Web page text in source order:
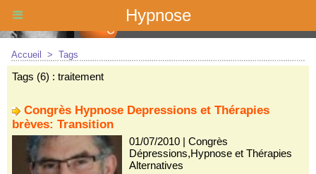
Hypnose
Accueil > Tags
Tags (6) : traitement
Congrès Hypnose Depressions et Thérapies
brèves: Transition
01/07/2010| Congrès
Dépressions,Hypnose et Thérapies
Alternatives